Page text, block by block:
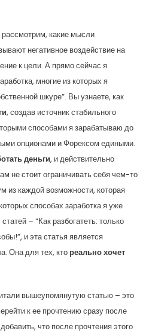
какие мысли
негативное воздействие на
к цели. А прямо сейчас я
многие из которых я
шкуре”. Вы узнаете, как
, создав источник стабильного
способами я зарабатываю до
опционами и Форексом едиными.
деньги, и действительно
не стоит ограничивать себя чем-то
каждой возможности, которая
способах заработка я уже
– “Как разбогатеть: только
и эта статья является
Она для тех, кто реально хочет
вышеупомянутую статью – это
к ее прочтению сразу после
что после прочтения этого